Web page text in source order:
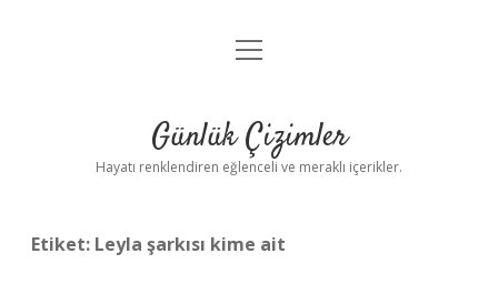
Anasayfa
Yasal Uyarı
menüyü
Günlük Çizimler
Hayatı renklendiren eğlenceli ve meraklı içerikler.
Etiket: Leyla şarkısı kime ait